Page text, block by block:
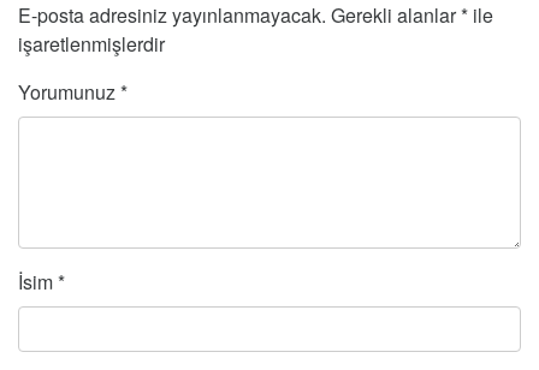
E-posta adresiniz yayınlanmayacak. Gerekli alanlar* ile
işaretlenmişlerdir
Yorumunuz*
İsim*